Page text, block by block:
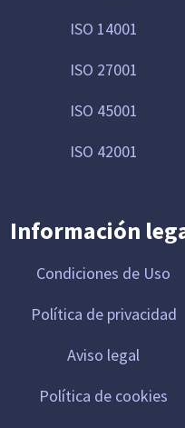
ISO 14001
ISO 27001
ISO 45001
ISO 42001
Información
Condiciones de Uso
Política de privacidad
Aviso legal
Política de cookies